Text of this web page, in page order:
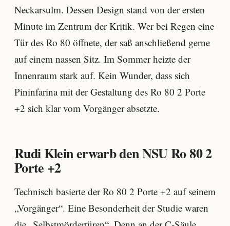
Neckarsulm. Dessen Design stand von der ersten
Minute im Zentrum der Kritik. Wer bei Regen eine
Tür des Ro 80 öffnete, der saß anschließend gerne
auf einem nassen Sitz. Im Sommer heizte der
Innenraum stark auf. Kein Wunder, dass sich
Pininfarina mit der Gestaltung des Ro 80 2 Porte
+2 sich klar vom Vorgänger absetzte.
Rudi Klein erwarb den NSU Ro 80 2
Porte +2
Technisch basierte der Ro 80 2 Porte +2 auf seinem
„Vorgänger“. Eine Besonderheit der Studie waren